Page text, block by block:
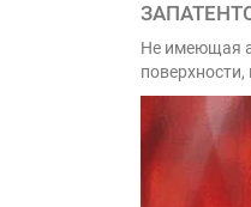
Не имеющая